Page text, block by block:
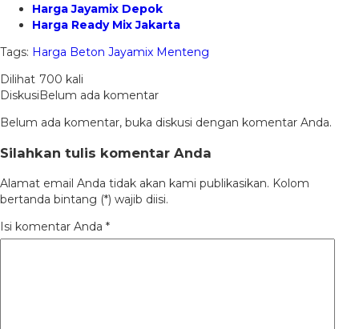
Harga Jayamix Depok
Harga Ready Mix Jakarta
Tags: Harga Beton Jayamix Menteng
Dilihat 700 kali
DiskusiBelum ada komentar
Belum ada komentar, buka diskusi dengan komentar Anda.
Silahkan tulis komentar Anda
Alamat email Anda tidak akan kami publikasikan. Kolom
bertanda bintang (*) wajib diisi.
Isi komentar Anda *